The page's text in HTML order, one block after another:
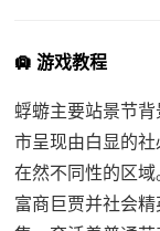
🛄 游戏教程
蜉蝣主要站景节
市呈现由白显的
在然不同性的区
富商巨贾并社会